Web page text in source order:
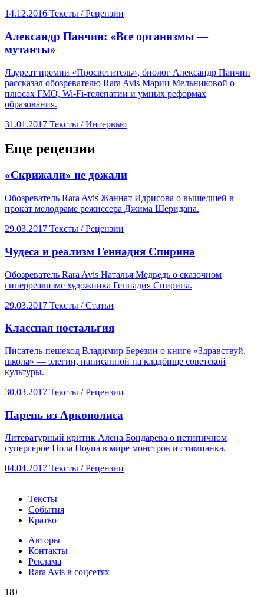
14.12.2016 Тексты /Рецензии
​Александр Панчин: «Все организмы —
мутанты»
Лауреат премии «Просветитель», биолог Александр Панчин
рассказал обозревателю Rara Avis Марии Мельниковой о
плюсах ГМО, Wi-Fi-телепатии и умных реформах
образования.
31.01.2017 Тексты /Интервью
Еще рецензии
​«Скрижали» не дожали
Обозреватель Rara Avis Жаннат Идрисова о вышедшей в
прокат мелодраме режиссера Джима Шеридана.
29.03.2017 Тексты /Рецензии
​Чудеса и реализм Геннадия Спирина
Обозреватель Rara Avis Наталья Медведь о сказочном
гиперреализме художника Геннадия Спирина.
29.03.2017 Тексты /Статьи
​Классная ностальгия
Писатель-пешеход Владимир Березин о книге «Здравствуй,
школа» — элегии, написанной на кладбище советской
культуры.
30.03.2017 Тексты /Рецензии
​Парень из Аркополиса
Литературный критик Алена Бондарева о нетипичном
супергерое Пола Поупа в мире монстров и стимпанка.
04.04.2017 Тексты /Рецензии
Тексты
События
Кратко
Авторы
Контакты
Реклама
Rara Avis в соцсетях
18+